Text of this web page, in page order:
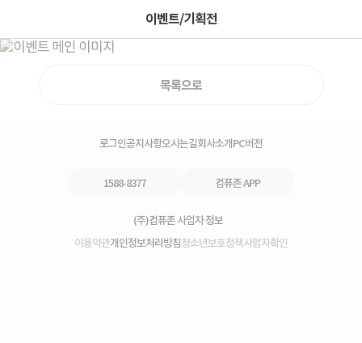
이벤트/기획전
목록으로
로그인공지사항오시는길회사소개PC버전
1588-8377 컴퓨존 APP
(주)컴퓨존 사업자 정보
이용약관개인정보처리방침청소년보호정책사업자확인